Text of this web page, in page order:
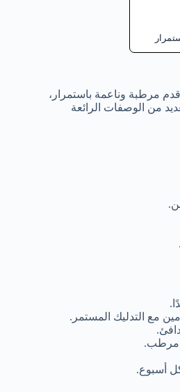
مرطبة وناعمة باستمرار،
من الوصفات الرائعة
مع التدليك المستمر.
مرطب.
أسبوع.